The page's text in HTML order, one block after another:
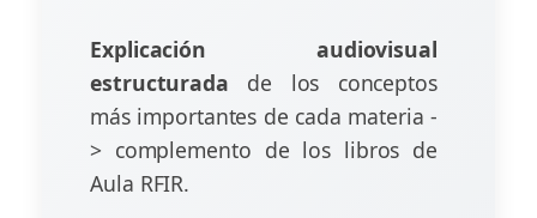
Explicación audiovisual
estructurada de los conceptos
más importantes de cada materia -
> complemento de los libros de
Aula RFIR.